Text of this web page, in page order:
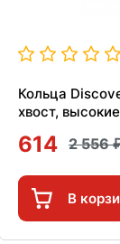
Кольца
хвост,
614 2 556
В